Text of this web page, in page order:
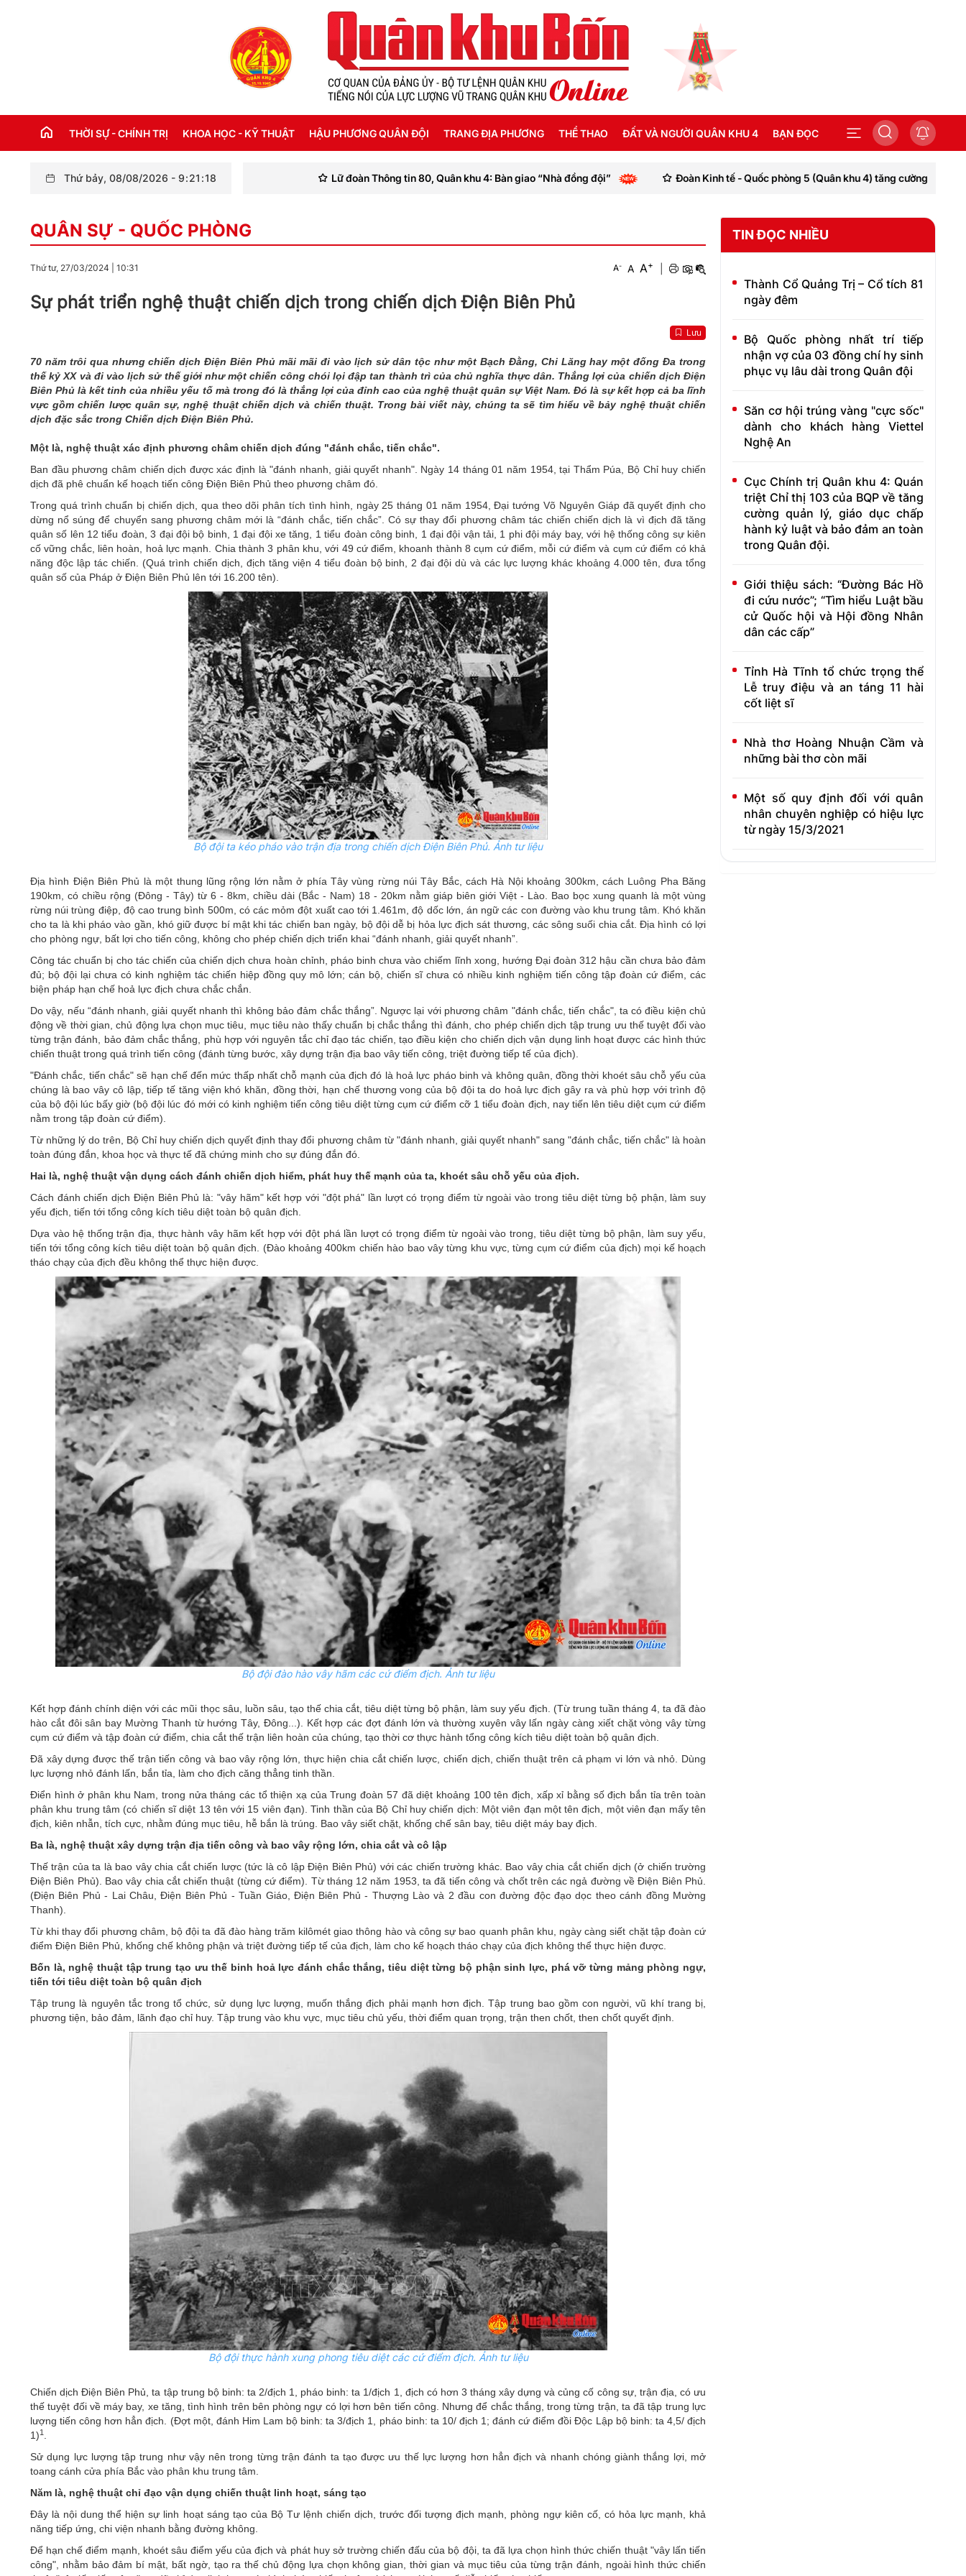
THỜI SỰ - CHÍNH TRỊ
THỜI SỰ QUỐC TẾ
KỶ NIỆM 110 NĂM NGÀY BÁC HỒ RA ĐI
CHÀO MỪNG KỶ NIỆM 75 NĂM NGÀY
TRUYỀN THỐNG LỰC LƯỢNG VŨ TRANG
QUÂN KHU 4 (15/10/1945 - 15/10/2020)
KHOA HỌC - KỸ THUẬT HẬU PHƯƠNG QUÂN ĐỘI TRANG ĐỊA PHƯƠNG
QUẢNG TRỊ
THỂ THAO ĐẤT VÀ NGƯỜI QUÂN KHU 4 BẠN ĐỌC
Thứ bảy, 08/08/2026 - 9:21 :19 Lữ đoàn Thông tin 80, Quân khu 4: Bàn giao “Nhà đồng đội” Đoàn Kinh tế - Quốc phòng 5 (Quân khu 4) tăng cường công tác giáo dục
QUÂN SỰ - QUỐC PHÒNG
Thứ tư, 27/03/2024 10:31 A- A A+
Sự phát triển nghệ thuật chiến dịch trong chiến dịch Điện Biên Phủ
Lưu
70 năm trôi qua nhưng chiến dịch Điện Biên Phủ mãi mãi đi vào lịch sử dân tộc như một Bạch Đằng, Chi Lăng hay một đống Đa trong
thế kỷ XX và đi vào lịch sử thế giới như một chiến công chói lọi đập tan thành trì của chủ nghĩa thực dân. Thắng lợi của chiến dịch Điện
Biên Phủ là kết tinh của nhiều yếu tố mà trong đó là thắng lợi của đỉnh cao của nghệ thuật quân sự Việt Nam. Đó là sự kết hợp cả ba lĩnh
vực gồm chiến lược quân sự, nghệ thuật chiến dịch và chiến thuật. Trong bài viết này, chúng ta sẽ tìm hiểu về bảy nghệ thuật chiến
dịch đặc sắc trong Chiến dịch Điện Biên Phủ.
Một là, nghệ thuật xác định phương châm chiến dịch đúng "đánh chắc, tiến chắc".
Ban đầu phương châm chiến dịch được xác định là "đánh nhanh, giải quyết nhanh". Ngày 14 tháng 01 năm 1954, tại Thẩm Púa, Bộ Chỉ huy chiến
dịch đã phê chuẩn kế hoạch tiến công Điện Biên Phủ theo phương châm đó.
Trong quá trình chuẩn bị chiến dịch, qua theo dõi phân tích tình hình, ngày 25 tháng 01 năm 1954, Đại tướng Võ Nguyên Giáp đã quyết định cho
dừng nổ súng để chuyển sang phương châm mới là “đánh chắc, tiến chắc”. Có sự thay đổi phương châm tác chiến chiến dịch là vì địch đã tăng
quân số lên 12 tiểu đoàn, 3 đại đội bộ binh, 1 đại đội xe tăng, 1 tiểu đoàn công binh, 1 đại đội vận tải, 1 phi đội máy bay, với hệ thống công sự kiên
cố vững chắc, liên hoàn, hoả lực mạnh. Chia thành 3 phân khu, với 49 cứ điểm, khoanh thành 8 cụm cứ điểm, mỗi cứ điểm và cụm cứ điểm có khả
năng độc lập tác chiến. (Quá trình chiến dịch, địch tăng viện 4 tiểu đoàn bộ binh, 2 đại đội dù và các lực lượng khác khoảng 4.000 tên, đưa tổng
quân số của Pháp ở Điện Biên Phủ lên tới 16.200 tên).
Bộ đội ta kéo pháo vào trận địa trong chiến dịch Điện Biên Phủ. Ảnh tư liệu
Địa hình Điện Biên Phủ là một thung lũng rộng lớn nằm ở phía Tây vùng rừng núi Tây Bắc, cách Hà Nội khoảng 300km, cách Luông Pha Băng
190km, có chiều rộng (Đông - Tây) từ 6 - 8km, chiều dài (Bắc - Nam) 18 - 20km nằm giáp biên giới Việt - Lào. Bao bọc xung quanh là một vùng
rừng núi trùng điệp, độ cao trung bình 500m, có các mỏm đột xuất cao tới 1.461m, độ dốc lớn, án ngữ các con đường vào khu trung tâm. Khó khăn
cho ta là khi pháo vào gần, khó giữ được bí mật khi tác chiến ban ngày, bộ đội dễ bị hỏa lực địch sát thương, các sông suối chia cắt. Địa hình có lợi
cho phòng ngự, bất lợi cho tiến công, không cho phép chiến dịch triển khai “đánh nhanh, giải quyết nhanh”.
Công tác chuẩn bị cho tác chiến của chiến dịch chưa hoàn chỉnh, pháo binh chưa vào chiếm lĩnh xong, hướng Đại đoàn 312 hậu cần chưa bảo đảm
đủ; bộ đội lại chưa có kinh nghiệm tác chiến hiệp đồng quy mô lớn; cán bộ, chiến sĩ chưa có nhiều kinh nghiệm tiến công tập đoàn cứ điểm, các
biện pháp hạn chế hoả lực địch chưa chắc chắn.
Do vậy, nếu “đánh nhanh, giải quyết nhanh thì không bảo đảm chắc thắng”. Ngược lại với phương châm "đánh chắc, tiến chắc", ta có điều kiện chủ
động về thời gian, chủ động lựa chọn mục tiêu, mục tiêu nào thấy chuẩn bị chắc thắng thì đánh, cho phép chiến dịch tập trung ưu thế tuyệt đối vào
từng trận đánh, bảo đảm chắc thắng, phù hợp với nguyên tắc chỉ đạo tác chiến, tạo điều kiện cho chiến dịch vận dụng linh hoạt được các hình thức
chiến thuật trong quá trình tiến công (đánh từng bước, xây dựng trận địa bao vây tiến công, triệt đường tiếp tế của địch).
"Đánh chắc, tiến chắc" sẽ hạn chế đến mức thấp nhất chỗ mạnh của địch đó là hoả lực pháo binh và không quân, đồng thời khoét sâu chỗ yếu của
chúng là bao vây cô lập, tiếp tế tăng viện khó khăn, đồng thời, hạn chế thương vong của bộ đội ta do hoả lực địch gây ra và phù hợp với trình độ
của bộ đội lúc bấy giờ (bộ đội lúc đó mới có kinh nghiệm tiến công tiêu diệt từng cụm cứ điểm cỡ 1 tiểu đoàn địch, nay tiến lên tiêu diệt cụm cứ điểm
nằm trong tập đoàn cứ điểm).
Từ những lý do trên, Bộ Chỉ huy chiến dịch quyết định thay đổi phương châm từ "đánh nhanh, giải quyết nhanh" sang "đánh chắc, tiến chắc" là hoàn
toàn đúng đắn, khoa học và thực tế đã chứng minh cho sự đúng đắn đó.
Hai là, nghệ thuật vận dụng cách đánh chiến dịch hiểm, phát huy thế mạnh của ta, khoét sâu chỗ yếu của địch.
Cách đánh chiến dịch Điện Biên Phủ là: "vây hãm" kết hợp với "đột phá" lần lượt có trọng điểm từ ngoài vào trong tiêu diệt từng bộ phận, làm suy
yếu địch, tiến tới tổng công kích tiêu diệt toàn bộ quân địch.
Dựa vào hệ thống trận địa, thực hành vây hãm kết hợp với đột phá lần lượt có trọng điểm từ ngoài vào trong, tiêu diệt từng bộ phận, làm suy yếu,
tiến tới tổng công kích tiêu diệt toàn bộ quân địch. (Đào khoảng 400km chiến hào bao vây từng khu vực, từng cụm cứ điểm của địch) mọi kế hoạch
tháo chạy của địch đều không thể thực hiện được.
Bộ đội đào hào vây hãm các cứ điểm địch. Ảnh tư liệu
Kết hợp đánh chính diện với các mũi thọc sâu, luồn sâu, tạo thế chia cắt, tiêu diệt từng bộ phận, làm suy yếu địch. (Từ trung tuần tháng 4, ta đã đào
hào cắt đôi sân bay Mường Thanh từ hướng Tây, Đông...). Kết hợp các đợt đánh lớn và thường xuyên vây lấn ngày càng xiết chặt vòng vây từng
cụm cứ điểm và tập đoàn cứ điểm, chia cắt thế trận liên hoàn của chúng, tạo thời cơ thực hành tổng công kích tiêu diệt toàn bộ quân địch.
Đã xây dựng được thế trận tiến công và bao vây rộng lớn, thực hiện chia cắt chiến lược, chiến dịch, chiến thuật trên cả phạm vi lớn và nhỏ. Dùng
lực lượng nhỏ đánh lấn, bắn tỉa, làm cho địch căng thẳng tinh thần.
Điển hình ở phân khu Nam, trong nửa tháng các tổ thiện xạ của Trung đoàn 57 đã diệt khoảng 100 tên địch, xấp xỉ bằng số địch bắn tỉa trên toàn
phân khu trung tâm (có chiến sĩ diệt 13 tên với 15 viên đạn). Tinh thần của Bộ Chỉ huy chiến dịch: Một viên đạn một tên địch, một viên đạn mấy tên
địch, kiên nhẫn, tích cực, nhằm đúng mục tiêu, hễ bắn là trúng. Bao vây siết chặt, khống chế sân bay, tiêu diệt máy bay địch.
Ba là, nghệ thuật xây dựng trận địa tiến công và bao vây rộng lớn, chia cắt và cô lập
Thế trận của ta là bao vây chia cắt chiến lược (tức là cô lập Điện Biên Phủ) với các chiến trường khác. Bao vây chia cắt chiến dịch (ở chiến trường
Điện Biên Phủ). Bao vây chia cắt chiến thuật (từng cứ điểm). Từ tháng 12 năm 1953, ta đã tiến công và chốt trên các ngả đường về Điện Biên Phủ.
(Điện Biên Phủ - Lai Châu, Điện Biên Phủ - Tuần Giáo, Điện Biên Phủ - Thượng Lào và 2 đầu con đường độc đạo dọc theo cánh đồng Mường
Thanh).
Từ khi thay đổi phương châm, bộ đội ta đã đào hàng trăm kilômét giao thông hào và công sự bao quanh phân khu, ngày càng siết chặt tập đoàn cứ
điểm Điện Biên Phủ, khống chế không phận và triệt đường tiếp tế của địch, làm cho kế hoạch tháo chạy của địch không thể thực hiện được.
Bốn là, nghệ thuật tập trung tạo ưu thế binh hoả lực đánh chắc thắng, tiêu diệt từng bộ phận sinh lực, phá vỡ từng mảng phòng ngự,
tiến tới tiêu diệt toàn bộ quân địch
Tập trung là nguyên tắc trong tổ chức, sử dụng lực lượng, muốn thắng địch phải mạnh hơn địch. Tập trung bao gồm con người, vũ khí trang bị,
phương tiện, bảo đảm, lãnh đạo chỉ huy. Tập trung vào khu vực, mục tiêu chủ yếu, thời điểm quan trọng, trận then chốt, then chốt quyết định.
Bộ đội thực hành xung phong tiêu diệt các cứ điểm địch. Ảnh tư liệu
Chiến dịch Điện Biên Phủ, ta tập trung bộ binh: ta 2/địch 1, pháo binh: ta 1/địch 1, địch có hơn 3 tháng xây dựng và củng cố công sự, trận địa, có ưu
thế tuyệt đối về máy bay, xe tăng, tình hình trên bên phòng ngự có lợi hơn bên tiến công. Nhưng để chắc thắng, trong từng trận, ta đã tập trung lực
lượng tiến công hơn hẳn địch. (Đợt một, đánh Him Lam bộ binh: ta 3/địch 1, pháo binh: ta 10/ địch 1; đánh cứ điểm đồi Độc Lập bộ binh: ta 4,5/ địch
1)1
Sử dụng lực lượng tập trung như vậy nên trong từng trận đánh ta tạo được ưu thế lực lượng hơn hẳn địch và nhanh chóng giành thắng lợi, mở
toang cánh cửa phía Bắc vào phân khu trung tâm.
Năm là, nghệ thuật chỉ đạo vận dụng chiến thuật linh hoạt, sáng tạo
Đây là nội dung thể hiện sự linh hoạt sáng tạo của Bộ Tư lệnh chiến dịch, trước đối tượng địch mạnh, phòng ngự kiên cố, có hỏa lực mạnh, khả
năng tiếp ứng, chi viện nhanh bằng đường không.
Để hạn chế điểm mạnh, khoét sâu điểm yếu của địch và phát huy sở trường chiến đấu của bộ đội, ta đã lựa chọn hình thức chiến thuật "vây lấn tiến
công", nhằm bảo đảm bí mật, bất ngờ, tạo ra thế chủ động lựa chọn không gian, thời gian và mục tiêu của từng trận đánh, ngoài hình thức chiến
TIN ĐỌC NHIỀU
Thành Cổ Quảng Trị – Cổ tích 81
ngày đêm
Bộ Quốc phòng nhất trí tiếp
nhận vợ của 03 đồng chí hy sinh
phục vụ lâu dài trong Quân đội
Săn cơ hội trúng vàng "cực sốc"
dành cho khách hàng Viettel
Nghệ An
Cục Chính trị Quân khu 4: Quán
triệt Chỉ thị 103 của BQP về tăng
cường quản lý, giáo dục chấp
hành kỷ luật và bảo đảm an toàn
trong Quân đội.
Giới thiệu sách: “Đường Bác Hồ
đi cứu nước”; “Tìm hiểu Luật bầu
cử Quốc hội và Hội đồng Nhân
dân các cấp”
Tỉnh Hà Tĩnh tổ chức trọng thể
Lễ truy điệu và an táng 11 hài
cốt liệt sĩ
Nhà thơ Hoàng Nhuận Cầm và
những bài thơ còn mãi
Một số quy định đối với quân
nhân chuyên nghiệp có hiệu lực
từ ngày 15/3/2021